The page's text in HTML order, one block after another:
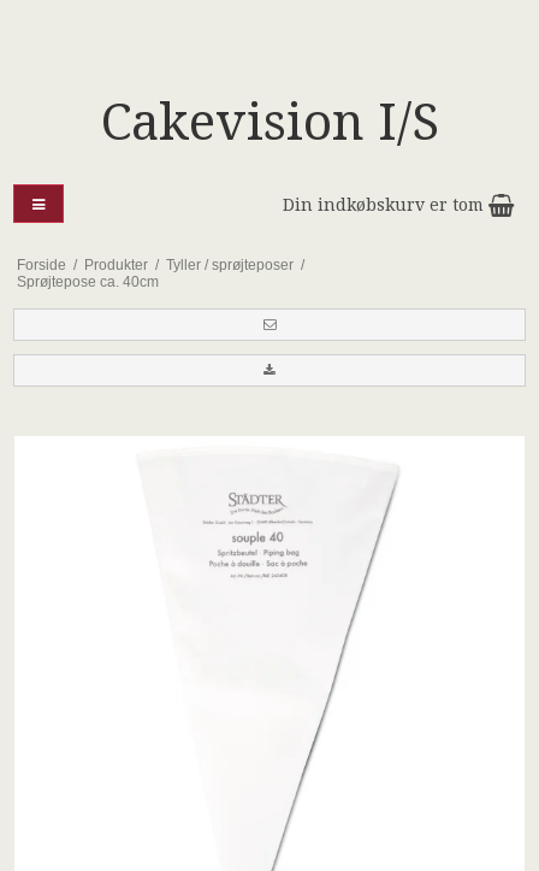
Cakevision I/S
Din indkøbskurv er tom
Forside / Produkter / Tyller / sprøjteposer /
Sprøjtepose ca. 40cm